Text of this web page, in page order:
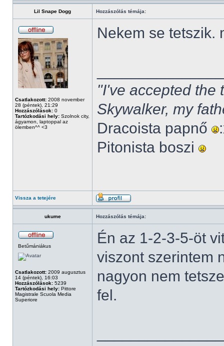
Lil Snape Dogg Hozzászólás témája:
Csatlakozott: 2008 november
28 (péntek), 21:29
Hozzászólások: 0
Tartózkodási hely: Szolnok city,
ágyamon, laptoppal az
ölemben^^ <3
Nekem se tetszik.
"I've accepted the
Skywalker, my
Dracoista papnő
Pitonista boszi
Vissza a tetejére
ukume Hozzászólás témája:
Betűmániákus
Csatlakozott: 2009 augusztus
14 (péntek), 16:03
Hozzászólások: 5239
Tartózkodási hely: Pittore
Magistrale Scuola Media
Superiore
Én az 1-2-3-5-öt
viszont szerintem
nagyon nem
fel.